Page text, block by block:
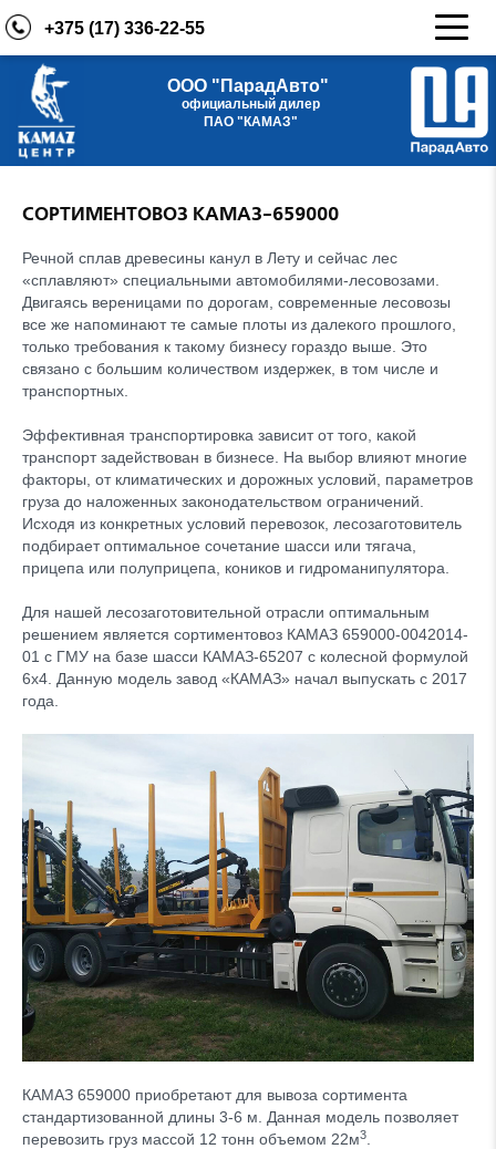
+375 (17) 336-22-55
ООО "ПарадАвто"
официальный дилер
ПАО "КАМАЗ"
СОРТИМЕНТОВОЗ КАМАЗ-659000
Речной сплав древесины канул в Лету и сейчас лес
«сплавляют» специальными автомобилями-лесовозами.
Двигаясь вереницами по дорогам, современные лесовозы
все же напоминают те самые плоты из далекого прошлого,
только требования к такому бизнесу гораздо выше. Это
связано с большим количеством издержек, в том числе и
транспортных.
Эффективная транспортировка зависит от того, какой
транспорт задействован в бизнесе. На выбор влияют многие
факторы, от климатических и дорожных условий, параметров
груза до наложенных законодательством ограничений.
Исходя из конкретных условий перевозок, лесозаготовитель
подбирает оптимальное сочетание шасси или тягача,
прицепа или полуприцепа, коников и гидроманипулятора.
Для нашей лесозаготовительной отрасли оптимальным
решением является сортиментовоз КАМАЗ 659000-0042014-
01 с ГМУ на базе шасси КАМАЗ-65207 с колесной формулой
6х4. Данную модель завод «КАМАЗ» начал выпускать с 2017
года.
КАМАЗ 659000 приобретают для вывоза сортимента
стандартизованной длины 3-6 м. Данная модель позволяет
перевозить груз массой 12 тонн объемом 22м3